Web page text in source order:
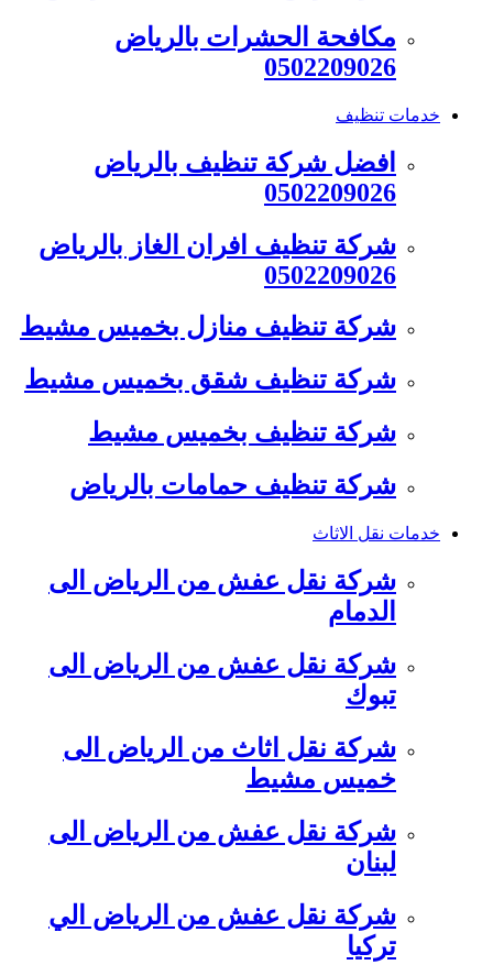
مكافحة الحشرات بالرياض
0502209026
خدمات تنظيف
افضل شركة تنظيف بالرياض
0502209026
شركة تنظيف افران الغاز بالرياض
0502209026
شركة تنظيف منازل بخميس مشيط
شركة تنظيف شقق بخميس مشيط
شركة تنظيف بخميس مشيط
شركة تنظيف حمامات بالرياض
خدمات نقل الاثاث
شركة نقل عفش من الرياض الى
الدمام
شركة نقل عفش من الرياض الى
تبوك
شركة نقل اثاث من الرياض الى
خميس مشيط
شركة نقل عفش من الرياض الى
لبنان
شركة نقل عفش من الرياض الي
تركيا